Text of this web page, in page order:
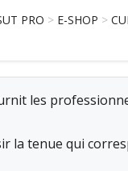
PRO > E-SHOP >
les
la tenue qui